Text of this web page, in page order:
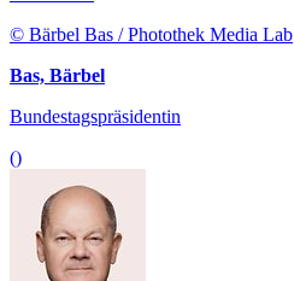
© Bärbel Bas / Photothek Media Lab
Bas, Bärbel
Bundestagspräsidentin
()